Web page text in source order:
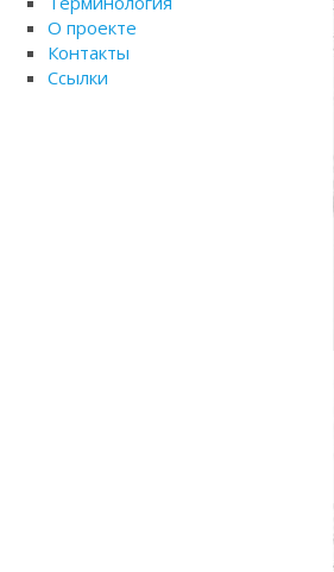
О проекте
Контакты
Ссылки